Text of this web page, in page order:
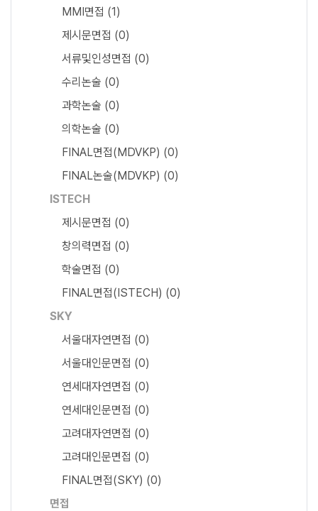
MMI면접 (1)
제시문면접 (0)
서류및인성면접 (0)
수리논술 (0)
과학논술 (0)
의학논술 (0)
FINAL면접(MDVKP) (0)
FINAL논술(MDVKP) (0)
ISTECH
제시문면접 (0)
창의력면접 (0)
학술면접 (0)
FINAL면접(ISTECH) (0)
SKY
서울대자연면접 (0)
서울대인문면접 (0)
연세대자연면접 (0)
연세대인문면접 (0)
고려대자연면접 (0)
고려대인문면접 (0)
FINAL면접(SKY) (0)
면접